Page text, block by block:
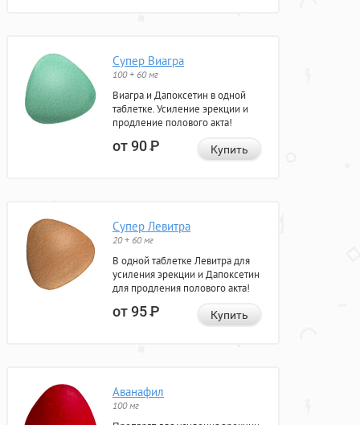
Супер Виагра
100 + 60 мг
Виагра и Дапоксетин в одной
таблетке. Усиление эрекции и
продление полового акта!
от 90Р Купить
Супер Левитра
20 + 60 мг
В одной таблетке Левитра для
усиления эрекции и Дапоксетин
для продления полового акта!
от 95Р Купить
Аванафил
100 мг